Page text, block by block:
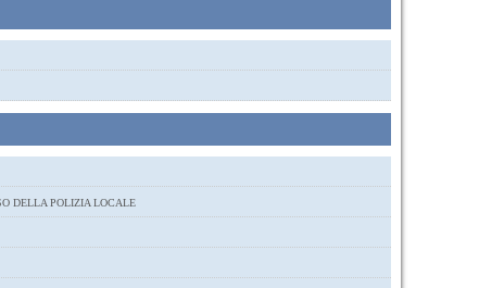
DELLA POLIZIA LOCALE